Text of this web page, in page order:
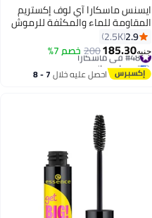
6
ايسنس ماسكارا آي لوف إكستريم
المقاومة للماء والمكثفة للرموش
أسود 02
2.9
2.5K
جنيه185.30
200خصم 7% #48 في ماسكارا
توصيل مجاني
#48 في ماسكارا احصل عليه خلال 7 - 8